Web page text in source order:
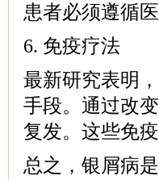
患者必须遵循
6. 免疫疗法
最新研究表明
手段。通过改
复发。这些免
总之，银屑病